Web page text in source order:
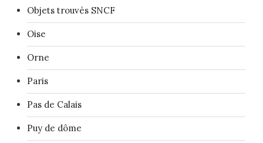
Objets trouvés SNCF
Oise
Orne
Paris
Pas de Calais
Puy de dôme